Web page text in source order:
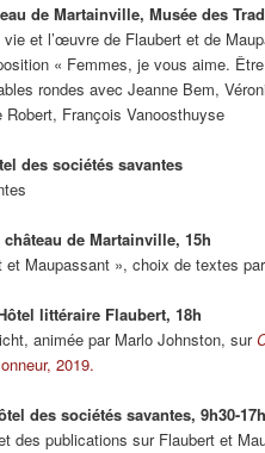
de Martainville, Musée des
et l’œuvre de Flaubert et de
« Femmes, je vous aime.
rondes avec Jeanne Bem,
François Vanoosthuyse
des sociétés savantes
de Martainville, 15h
et Maupassant », choix de textes
littéraire Flaubert, 18h
animée par Marlo Johnston, sur
2019.
des sociétés savantes, 9h30-17h
des publications sur Flaubert et